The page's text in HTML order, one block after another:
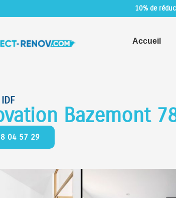
10% de
Accueil
Bazemont
04 57 29